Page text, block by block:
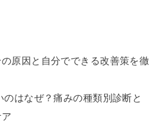
原因と自分でできる改善策を徹
のはなぜ？痛みの種類別診断と